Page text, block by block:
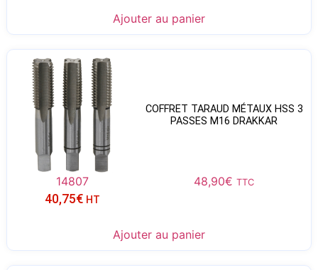
Ajouter au panier
COFFRET TARAUD MÉTAUX HSS 3
PASSES M16 DRAKKAR
14807 48,90€ TTC
40,75€ HT
Ajouter au panier